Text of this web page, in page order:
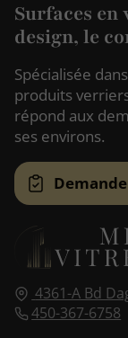
4361-A Bd
450-367-6758
Surfaces
design, le
Spécialisée
produits
répond aux
ses environs.